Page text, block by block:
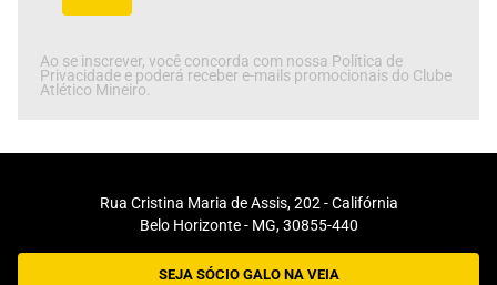
Ao se inscrever, você concorda com nossa Política de
Privacidade e poderá receber e-mails promocionais do Clube
Atlético Mineiro.
Rua Cristina Maria de Assis, 202 - Califórnia
Belo Horizonte - MG, 30855-440
SEJA SÓCIO GALO NA VEIA